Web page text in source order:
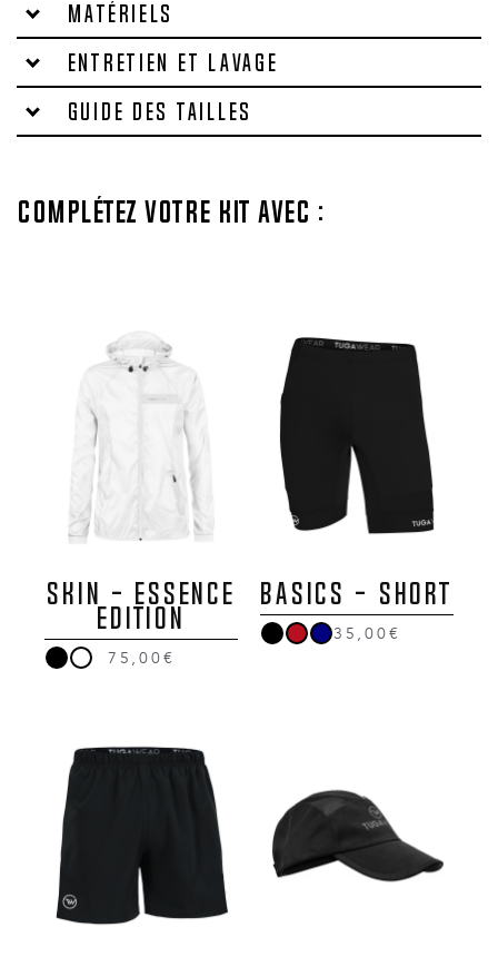
Matériels
Entretien et lavage
Guide des tailles
Complétez votre kit avec :
SKIN - ESSENCE
EDITION
75,00€
BASICS - SHORT
35,00€